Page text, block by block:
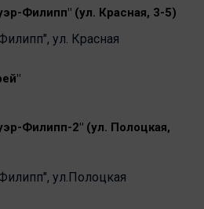
Филипп" (ул. Красная, 3-5)
ул. Красная
Филипп-2" (ул. Полоцкая,
ул.Полоцкая